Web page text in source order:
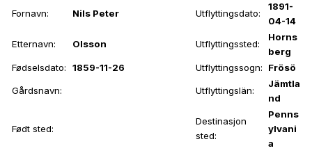
Fornavn: Nils Peter Utflyttingsdato:
1891-
04-14
Etternavn: Olsson Utflyttingssted:
Horns
berg
Fødselsdato:
1859-11-26 Utflyttingssogn: Frösö
Gårdsnavn: Utflyttingslän:
Jämtla
nd
Født sted:
Destinasjon
sted:
Penns
ylvani
a